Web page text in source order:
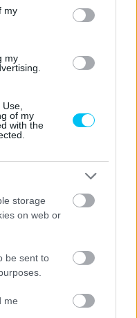
my
my
of my
with the
storage
on web or
be sent to
me
WRT
Valentino Rossi
Következő cikk